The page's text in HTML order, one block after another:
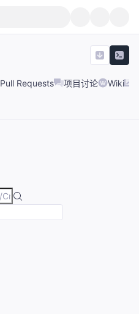
Pull Requests 项目讨论 Wiki